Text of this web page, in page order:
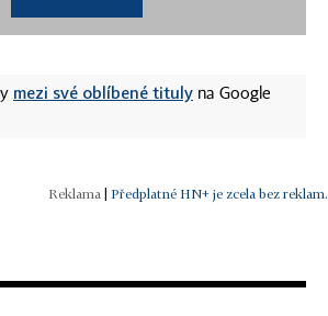
mezi své oblíbené tituly na Google
| Předplatné HN+ je zcela bez reklam.